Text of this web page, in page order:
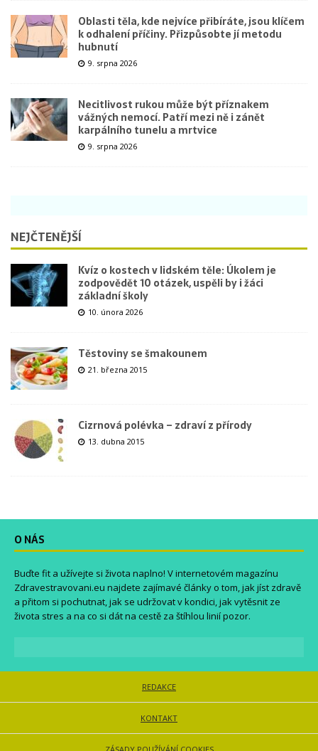
Oblasti těla, kde nejvíce přibíráte, jsou klíčem
k odhalení příčiny. Přizpůsobte jí metodu
hubnutí
9. srpna 2026
Necitlivost rukou může být příznakem
vážných nemocí. Patří mezi ně i zánět
karpálního tunelu a mrtvice
9. srpna 2026
NEJČTENĚJŠÍ
Kvíz o kostech v lidském těle: Úkolem je
zodpovědět 10 otázek, uspěli by i žáci
základní školy
10. února 2026
Těstoviny se šmakounem
21. března 2015
Cizrnová polévka – zdraví z přírody
13. dubna 2015
O NÁS
Buďte fit a užívejte si života naplno! V internetovém magazínu
Zdravestravovani.eu najdete zajímavé články o tom, jak jíst zdravě
a přitom si pochutnat, jak se udržovat v kondici, jak vytěsnit ze
života stres a na co si dát na cestě za štíhlou linií pozor.
REDAKCE
KONTAKT